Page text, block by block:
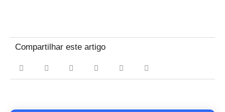
Compartilhar este artigo